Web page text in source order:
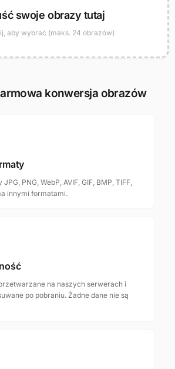
swoje obrazy tutaj
aby wybrać (maks. 24 obrazów)
konwersja obrazów
PNG, WebP, AVIF, GIF, BMP, TIFF,
innymi formatami.
na naszych serwerach i
po pobraniu. Żadne dane nie są